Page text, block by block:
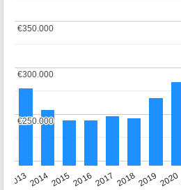
20132014201520162017 20182019 2020
€250.000
€250.000
€300.000
€300.000
€350.000
€350.000